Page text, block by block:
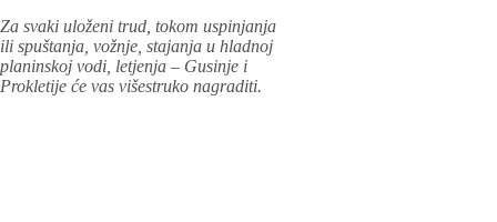
Za svaki uloženi trud, tokom uspinjanja
ili spuštanja, vožnje, stajanja u hladnoj
planinskoj vodi, letjenja – Gusinje i
Prokletije će vas višestruko nagraditi.